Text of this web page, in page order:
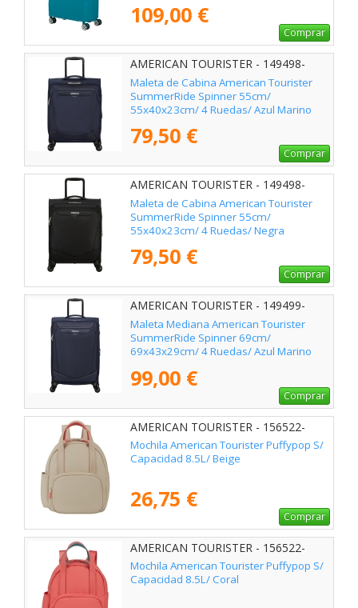
109,00 €
Comprar
AMERICAN TOURISTER - 149498-
1596
Maleta de Cabina American Tourister
SummerRide Spinner 55cm/
55x40x23cm/ 4 Ruedas/ Azul Marino
79,50 €
Comprar
AMERICAN TOURISTER - 149498-
1041
Maleta de Cabina American Tourister
SummerRide Spinner 55cm/
55x40x23cm/ 4 Ruedas/ Negra
79,50 €
Comprar
AMERICAN TOURISTER - 149499-
1596
Maleta Mediana American Tourister
SummerRide Spinner 69cm/
69x43x29cm/ 4 Ruedas/ Azul Marino
99,00 €
Comprar
AMERICAN TOURISTER - 156522-
1030
Mochila American Tourister Puffypop S/
Capacidad 8.5L/ Beige
26,75 €
Comprar
AMERICAN TOURISTER - 156522-
A683
Mochila American Tourister Puffypop S/
Capacidad 8.5L/ Coral